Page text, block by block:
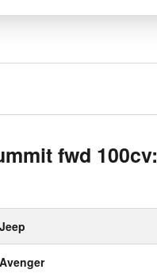
fwd 100cv:
Jeep
Avenger